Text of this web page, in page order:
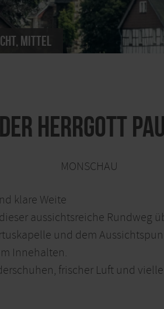
mittel
der Herrgott
MONSCHAU
klare Weite
aussichtsreiche Rundweg
und dem
Innehalten.
frischer Luft und